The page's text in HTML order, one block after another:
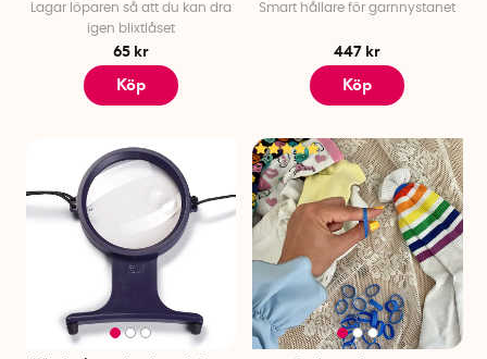
Lagar löparen så att du kan dra
igen blixtlåset
65 kr
Köp
Smart hållare för garnnystanet
447 kr
Köp